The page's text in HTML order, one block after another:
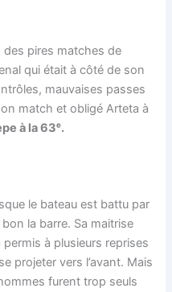
des pires matches de
qui était à côté de son
mauvaises passes
match et obligé Arteta à
à la 63ᵉ.
le bateau est battu par
la barre. Sa maitrise
à plusieurs reprises
projeter vers l’avant. Mais
furent trop seuls